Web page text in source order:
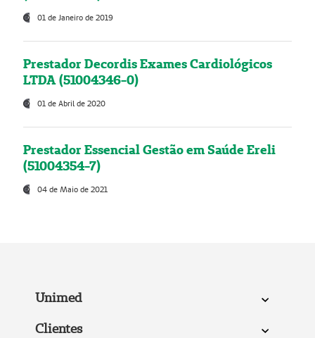
01 de Janeiro de 2019
Prestador Decordis Exames Cardiológicos
LTDA (51004346-0)
01 de Abril de 2020
Prestador Essencial Gestão em Saúde Ereli
(51004354-7)
04 de Maio de 2021
Unimed
Clientes